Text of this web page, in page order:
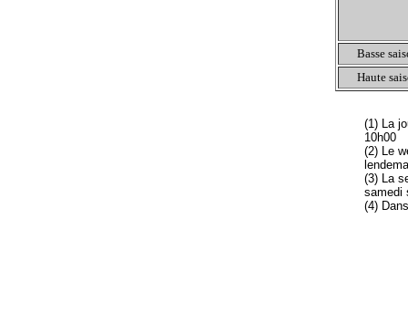
Basse
Haute
(1) La
10h00
(2) Le
(3) La
samedi
(4)